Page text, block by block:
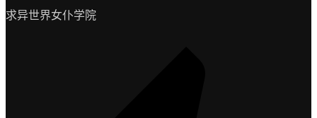
求异世界女仆学院